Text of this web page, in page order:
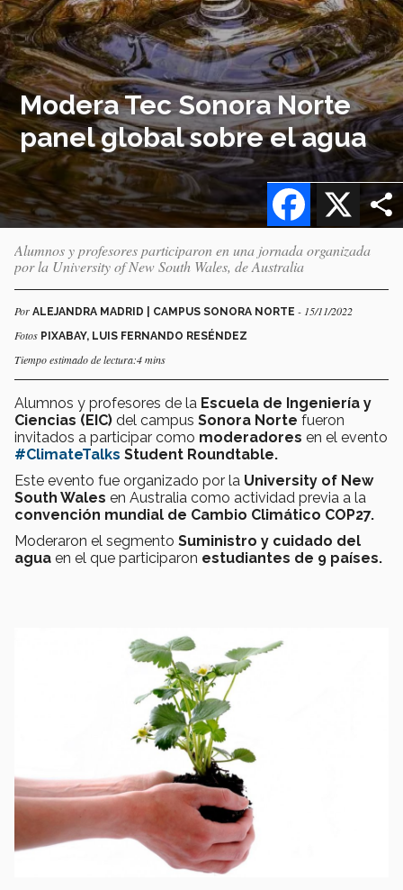
Modera Tec Sonora Norte
panel global sobre el agua
X
Facebook
Alumnos y profesores participaron en una jornada organizada
por la University of New South Wales, de Australia
Por ALEJANDRA MADRID | CAMPUS SONORA NORTE - 15/11/2022
Fotos PIXABAY, LUIS FERNANDO RESÉNDEZ
Tiempo estimado de lectura:4 mins
Alumnos y profesores de la Escuela de Ingeniería y
Ciencias (EIC) del campus Sonora Norte fueron
invitados a participar como moderadores en el evento
#ClimateTalks Student Roundtable.
Este evento fue organizado por la University of New
South Wales en Australia como actividad previa a la
convención mundial de Cambio Climático COP27.
Moderaron el segmento Suministro y cuidado del
agua en el que participaron estudiantes de 9 países.